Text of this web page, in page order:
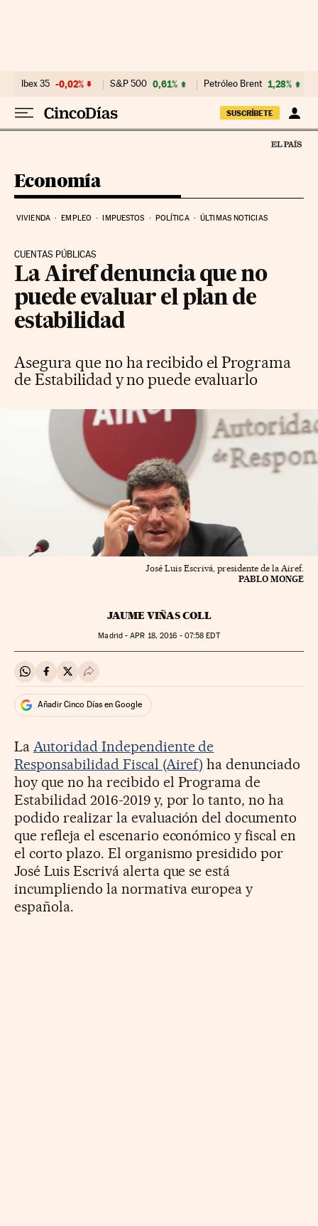
Ibex 35 -0,02% S&P 500 0,61% Petróleo Brent 1,28%
SUSCRÍBETE
Economía
VIVIENDA EMPLEO IMPUESTOS POLÍTICA ÚLTIMAS NOTICIAS
CUENTAS PÚBLICAS
La Airef denuncia que no
puede evaluar el plan de
estabilidad
Asegura que no ha recibido el Programa
de Estabilidad y no puede evaluarlo
José Luis Escrivá, presidente de la Airef.
PABLO MONGE
JAUME VIÑAS COLL
Madrid -APR 18, 2016 - 07:58 EDT
Compartir en Whatsapp
Compartir en Facebook
Compartir en Twitter
Desplegar Redes Sociales
Añadir Cinco Días en Google
La Autoridad Independiente de
Responsabilidad Fiscal (Airef) ha denunciado
hoy que no ha recibido el Programa de
Estabilidad 2016-2019 y, por lo tanto, no ha
podido realizar la evaluación del documento
que refleja el escenario económico y fiscal en
el corto plazo. El organismo presidido por
José Luis Escrivá alerta que se está
incumpliendo la normativa europea y
española.